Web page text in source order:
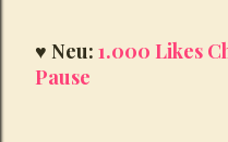
♥ Neu: 1.000 Likes
Pause